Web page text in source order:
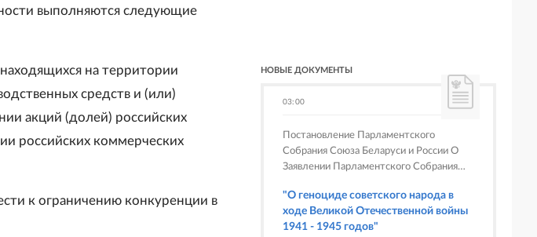
выполняются следующие
на территории
средств и (или)
акций (долей) российских
российских коммерческих
к ограничению конкуренции в
НОВЫЕ ДОКУМЕНТЫ
03:00
Постановление Парламентского
Собрания Союза Беларуси и России О
Заявлении Парламентского Собрания
"О геноциде советского народа в
ходе Великой Отечественной войны
1941 - 1945 годов"